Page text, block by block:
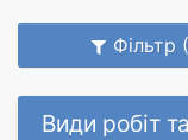
Фільтр
Види робіт